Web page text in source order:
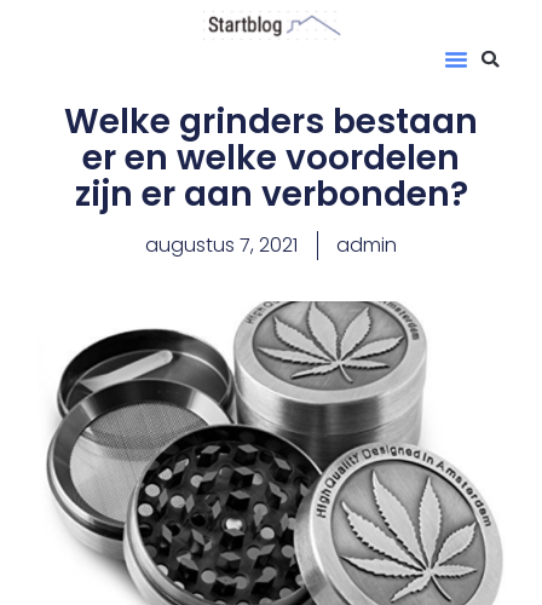
Welke grinders bestaan
er en welke voordelen
zijn er aan verbonden?
augustus 7, 2021 admin